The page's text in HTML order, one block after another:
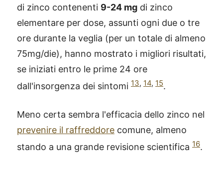
di zinco contenenti 9-24 mg di zinco
elementare per dose, assunti ogni due o tre
ore durante la veglia (per un totale di almeno
75mg/die), hanno mostrato i migliori risultati,
se iniziati entro le prime 24 ore
dall'insorgenza dei sintomi 13, 14, 15.
Meno certa sembra l'efficacia dello zinco nel
prevenire il raffreddore comune, almeno
stando a una grande revisione scientifica 16.